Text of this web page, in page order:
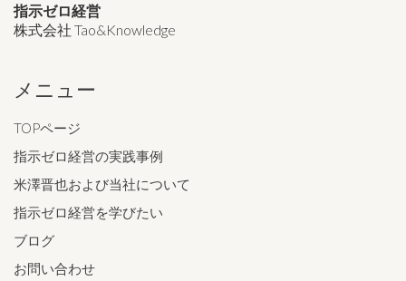
指示ゼロ経営
株式会社 Tao&Knowledge
メニュー
TOPページ
指示ゼロ経営の実践事例
米澤晋也および当社について
指示ゼロ経営を学びたい
ブログ
お問い合わせ